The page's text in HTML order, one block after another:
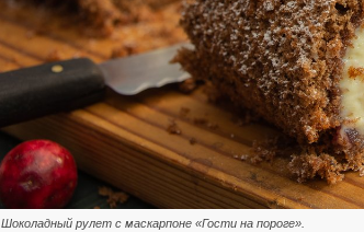
Шоколадный рулет с маскарпоне «Гости на пороге».